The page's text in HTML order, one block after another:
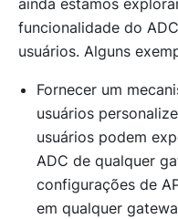
ainda estamos
funcionalidade do
usuários. Alguns
Fornecer um
usuários
usuários podem
ADC de qualquer
configurações de
em qualquer